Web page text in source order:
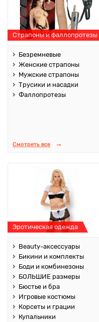
Страпоны и фаллопротезы
Безремневые
Женские страпоны
Мужские страпоны
Трусики и насадки
Фаллопротезы
Смотреть все
Эротическая одежда
Beauty-аксессуары
Бикини и комплекты
Боди и комбинезоны
БОЛЬШИЕ размеры
Бюстье и бра
Игровые костюмы
Корсеты и грации
Купальники